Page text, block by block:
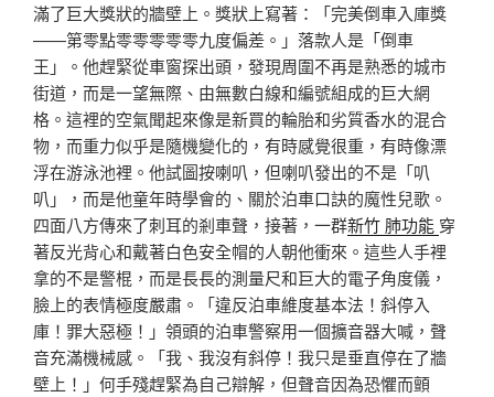
滿了巨大獎狀的牆壁上。獎狀上寫著：「完美倒車入庫獎
——第零點零零零零零九度偏差。」落款人是「倒車
王」。他趕緊從車窗探出頭，發現周圍不再是熟悉的城市
街道，而是一望無際、由無數白線和編號組成的巨大網
格。這裡的空氣聞起來像是新買的輪胎和劣質香水的混合
物，而重力似乎是隨機變化的，有時感覺很重，有時像漂
浮在游泳池裡。他試圖按喇叭，但喇叭發出的不是「叭
叭」，而是他童年時學會的、關於泊車口訣的魔性兒歌。
四面八方傳來了刺耳的剎車聲，接著，一群新竹 肺功能 穿
著反光背心和戴著白色安全帽的人朝他衝來。這些人手裡
拿的不是警棍，而是長長的測量尺和巨大的電子角度儀，
臉上的表情極度嚴肅。「違反泊車維度基本法！斜停入
庫！罪大惡極！」領頭的泊車警察用一個擴音器大喊，聲
音充滿機械感。「我、我沒有斜停！我只是垂直停在了牆
壁上！」何手殘趕緊為自己辯解，但聲音因為恐懼而顫